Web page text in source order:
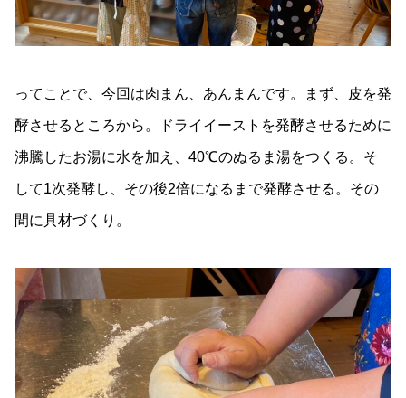
ってことで、今回は肉まん、あんまんです。まず、皮を発
酵させるところから。ドライイーストを発酵させるために
沸騰したお湯に水を加え、40℃のぬるま湯をつくる。そ
して1次発酵し、その後2倍になるまで発酵させる。その
間に具材づくり。